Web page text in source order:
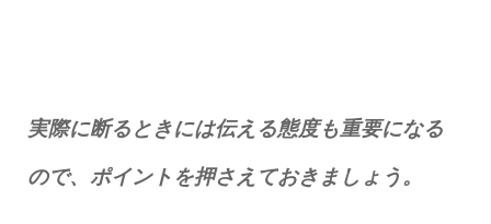
実際に断るときには伝える態度も重要になる
ので、ポイントを押さえておきましょう。